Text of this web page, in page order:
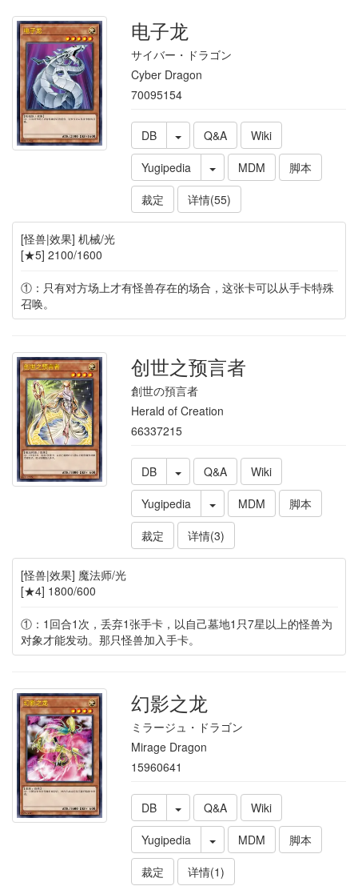
电子龙
サイバー・ドラゴン
Cyber Dragon
70095154
DB Q&A
Wiki
Yugipedia
MDM
脚本
裁定
详情(55)
[怪兽|效果] 机械/光
[★5] 2100/1600
①：只有对方场上才有怪兽存在的场合，这张卡可以从手卡特殊
召唤。
创世之预言者
創世の預言者
Herald of Creation
66337215
DB Q&A
Wiki
Yugipedia
MDM
脚本
裁定
详情(3)
[怪兽|效果] 魔法师/光
[★4] 1800/600
①：1回合1次，丢弃1张手卡，以自己墓地1只7星以上的怪兽为
对象才能发动。那只怪兽加入手卡。
幻影之龙
ミラージュ・ドラゴン
Mirage Dragon
15960641
DB Q&A
Wiki
Yugipedia
MDM
脚本
裁定
详情(1)